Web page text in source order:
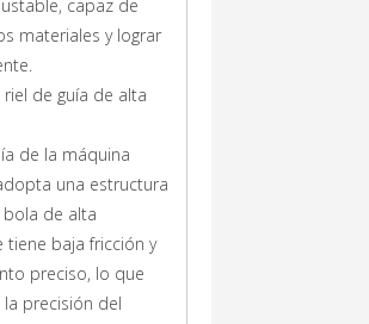
capaz de
materiales y lograr
de guía de alta
de la máquina
una estructura
de alta
tiene baja fricción y
preciso, lo que
precisión del